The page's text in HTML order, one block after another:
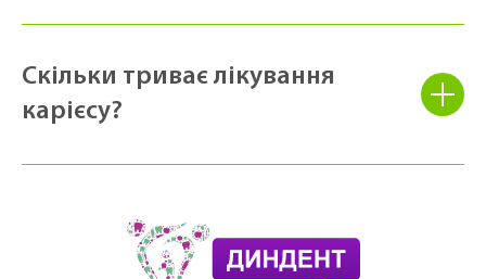
Скільки триває лікування
карієсу?